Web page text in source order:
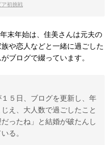
ア初挑戦
末年始は、佳美さんは元夫の
や恋人などと一緒に過ごした
ブログで綴っています。
５日、ブログを更新し、年
え、大人数で過ごしたこと
ったね」と結婚が破たんし
る。